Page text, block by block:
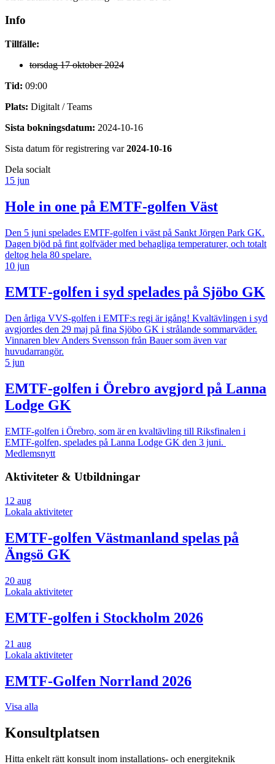
Info
Tillfälle:
torsdag 17 oktober 2024
Tid: 09:00
Plats: Digitalt / Teams
Sista bokningsdatum: 2024-10-16
Sista datum för registrering var2024-10-16
Dela socialt
15 jun
Hole in one på EMTF-golfen Väst
Den 5 juni spelades EMTF-golfen i väst på Sankt Jörgen Park GK.
Dagen bjöd på fint golfväder med behagliga temperaturer, och totalt
deltog hela 80 spelare.
10 jun
EMTF-golfen i syd spelades på Sjöbo GK
Den årliga VVS-golfen i EMTF:s regi är igång! Kvaltävlingen i syd
avgjordes den 29 maj på fina Sjöbo GK i strålande sommarväder.
Vinnaren blev Anders Svensson från Bauer som även var
huvudarrangör.
5 jun
EMTF-golfen i Örebro avgjord på Lanna
Lodge GK
EMTF-golfen i Örebro, som är en kvaltävling till Riksfinalen i
EMTF-golfen, spelades på Lanna Lodge GK den 3 juni.
Medlemsnytt
Aktiviteter & Utbildningar
12 aug
Lokala aktiviteter
EMTF-golfen Västmanland spelas på
Ängsö GK
20 aug
Lokala aktiviteter
EMTF-golfen i Stockholm 2026
21 aug
Lokala aktiviteter
EMTF-Golfen Norrland 2026
Visa alla
Konsultplatsen
Hitta enkelt rätt konsult inom installations- och energiteknik